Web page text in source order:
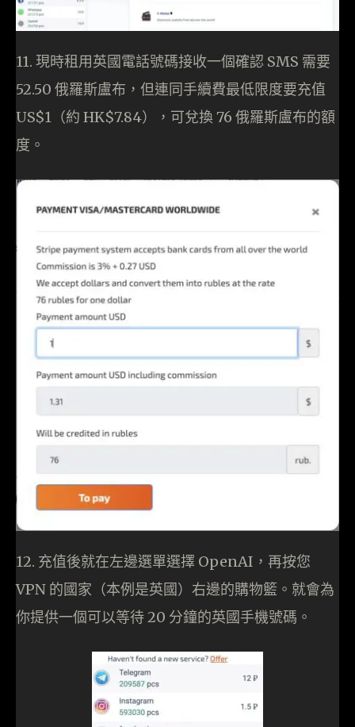
11. 現時租用英國電話號碼接收一個確認 SMS 需要
52.50 俄羅斯盧布，但連同手續費最低限度要充值
US$1（約 HK$7.84），可兌換 76 俄羅斯盧布的額
度。
12. 充值後就在左邊選單選擇 OpenAI，再按您
VPN 的國家（本例是英國）右邊的購物籃。就會為
你提供一個可以等待 20 分鐘的英國手機號碼。